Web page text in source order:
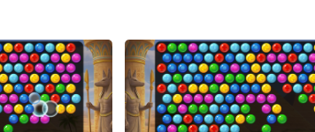
kostenlose Gelegenheitsspiele für jedes Gerät